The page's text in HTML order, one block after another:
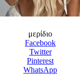
μερίδιο
Facebook
Twitter
Pinterest
WhatsApp